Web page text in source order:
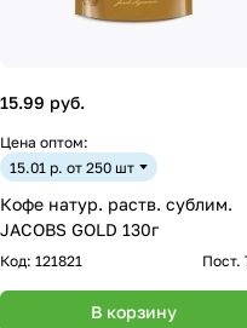
15.99 руб.
Цена оптом:
15.01 р. от 250 шт
Кофе натур. раств. сублим.
JACOBS GOLD 130г
Код: 121821 Пост.
В корзину